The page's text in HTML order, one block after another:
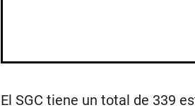
El SGC tiene un total de 339